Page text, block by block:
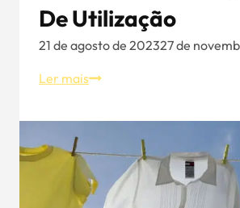
De Utilização
21 de agosto de 202327 de
Ler maisDesign
expressão
chapéus
-
Aung